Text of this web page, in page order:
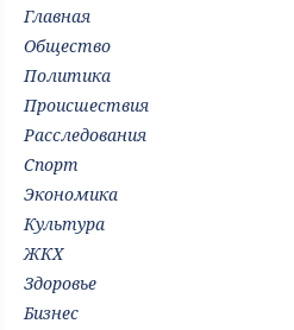
Главная
Общество
Политика
Происшествия
Расследования
Спорт
Экономика
Культура
ЖКХ
Здоровье
Бизнес